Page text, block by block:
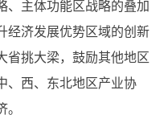
、主体功能区战略的叠加
经济发展优势区域的创新
省挑大梁，鼓励其他地区
、西、东北地区产业协